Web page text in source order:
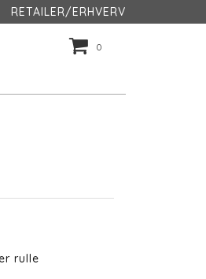
RETAILER/ERHVERV
0
rulle